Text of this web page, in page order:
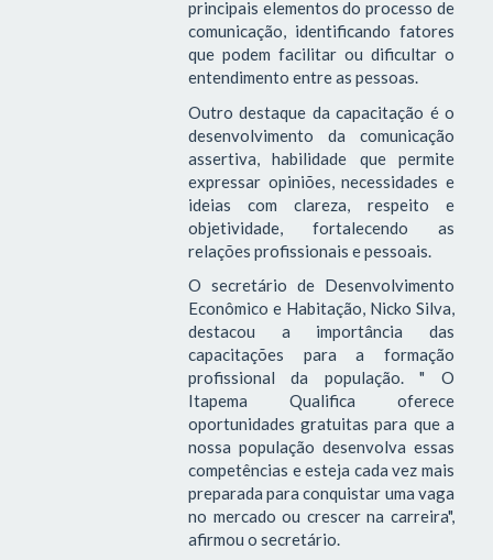
principais elementos do processo de
comunicação, identificando fatores
que podem facilitar ou dificultar o
entendimento entre as pessoas.
Outro destaque da capacitação é o
desenvolvimento da comunicação
assertiva, habilidade que permite
expressar opiniões, necessidades e
ideias com clareza, respeito e
objetividade, fortalecendo as
relações profissionais e pessoais.
O secretário de Desenvolvimento
Econômico e Habitação, Nicko Silva,
destacou a importância das
capacitações para a formação
profissional da população. " O
Itapema Qualifica oferece
oportunidades gratuitas para que a
nossa população desenvolva essas
competências e esteja cada vez mais
preparada para conquistar uma vaga
no mercado ou crescer na carreira",
afirmou o secretário.